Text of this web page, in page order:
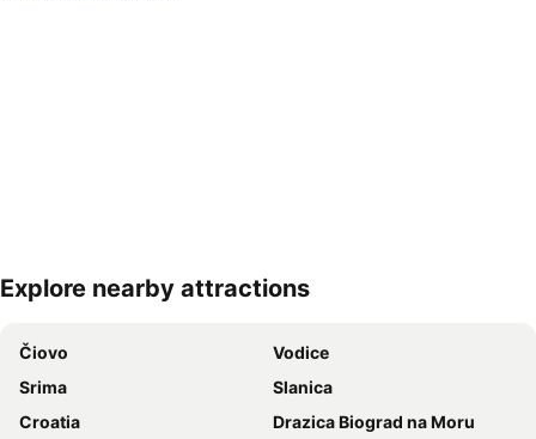
Explore nearby attractions
Čiovo
Vodice
Srima
Slanica
Croatia
Drazica Biograd na Moru